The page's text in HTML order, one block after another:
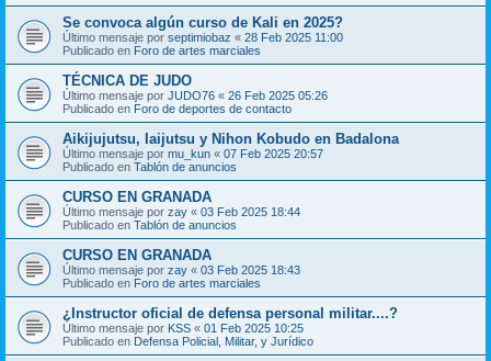
Se convoca algún curso de Kali en 2025?
Último mensaje por septimiobaz « 28 Feb 2025 11:00
Publicado en Foro de artes marciales
TÉCNICA DE JUDO
Último mensaje por JUDO76 « 26 Feb 2025 05:26
Publicado en Foro de deportes de contacto
Aikijujutsu, Iaijutsu y Nihon Kobudo en Badalona
Último mensaje por mu_kun « 07 Feb 2025 20:57
Publicado en Tablón de anuncios
CURSO EN GRANADA
Último mensaje por zay « 03 Feb 2025 18:44
Publicado en Tablón de anuncios
CURSO EN GRANADA
Último mensaje por zay « 03 Feb 2025 18:43
Publicado en Foro de artes marciales
¿Instructor oficial de defensa personal militar....?
Último mensaje por KSS « 01 Feb 2025 10:25
Publicado en Defensa Policial, Militar, y Jurídico